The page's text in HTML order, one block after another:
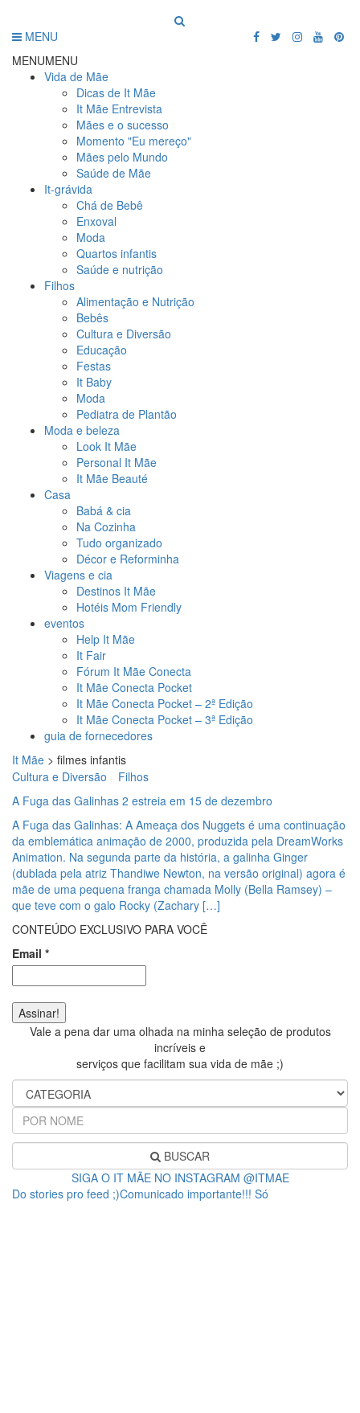
MENU
MENUMENU
Vida de Mãe
Dicas de It Mãe
It Mãe Entrevista
Mães e o sucesso
Momento "Eu mereço"
Mães pelo Mundo
Saúde de Mãe
It-grávida
Chá de Bebê
Enxoval
Moda
Quartos infantis
Saúde e nutrição
Filhos
Alimentação e Nutrição
Bebês
Cultura e Diversão
Educação
Festas
It Baby
Moda
Pediatra de Plantão
Moda e beleza
Look It Mãe
Personal It Mãe
It Mãe Beauté
Casa
Babá & cia
Na Cozinha
Tudo organizado
Décor e Reforminha
Viagens e cia
Destinos It Mãe
Hotéis Mom Friendly
eventos
Help It Mãe
It Fair
Fórum It Mãe Conecta
It Mãe Conecta Pocket
It Mãe Conecta Pocket – 2ª Edição
It Mãe Conecta Pocket – 3ª Edição
guia de fornecedores
It Mãe > filmes infantis
Cultura e Diversão
Filhos
A Fuga das Galinhas 2 estreia em 15 de dezembro
A Fuga das Galinhas: A Ameaça dos Nuggets é uma continuação
da emblemática animação de 2000, produzida pela DreamWorks
Animation. Na segunda parte da história, a galinha Ginger
(dublada pela atriz Thandiwe Newton, na versão original) agora é
mãe de uma pequena franga chamada Molly (Bella Ramsey) –
que teve com o galo Rocky (Zachary […]
CONTEÚDO EXCLUSIVO PARA VOCÊ
Email *
Vale a pena dar uma olhada na minha seleção de produtos
incríveis e
serviços que facilitam sua vida de mãe ;)
BUSCAR
SIGA O IT MÃE NO INSTAGRAM @ITMAE
Do stories pro feed ;)Comunicado importante!!! Só